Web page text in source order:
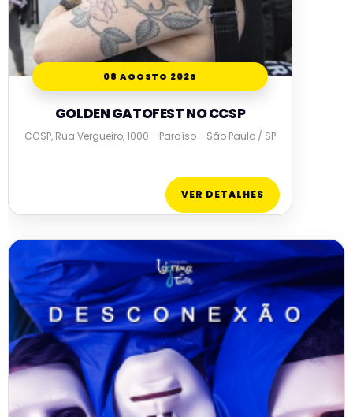
08 AGOSTO 2026
GOLDEN GATOFEST NO CCSP
CCSP, Rua Vergueiro, 1000 - Paraíso - São Paulo / SP
VER DETALHES